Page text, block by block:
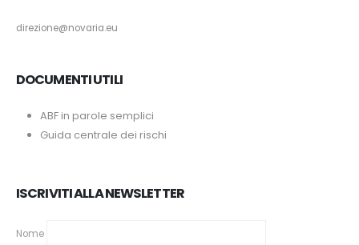
direzione@novaria.eu
DOCUMENTI UTILI
ABF in parole semplici
Guida centrale dei rischi
ISCRIVITI ALLA NEWSLETTER
Nome